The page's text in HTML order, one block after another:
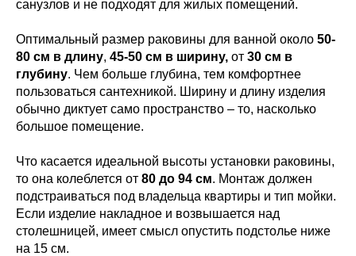
санузлов и не подходят для жилых помещений.
Оптимальный размер раковины для ванной около 50-
80 см в длину, 45-50 см в ширину, от 30 см в
глубину. Чем больше глубина, тем комфортнее
пользоваться сантехникой. Ширину и длину изделия
обычно диктует само пространство – то, насколько
большое помещение.
Что касается идеальной высоты установки раковины,
то она колеблется от 80 до 94 см. Монтаж должен
подстраиваться под владельца квартиры и тип мойки.
Если изделие накладное и возвышается над
столешницей, имеет смысл опустить подстолье ниже
на 15 см.